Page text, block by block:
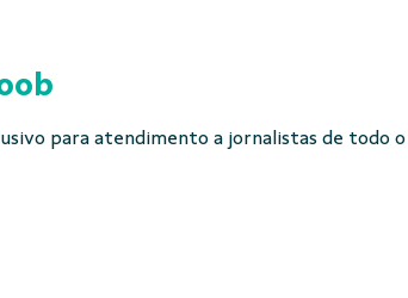
para atendimento a jornalistas de todo